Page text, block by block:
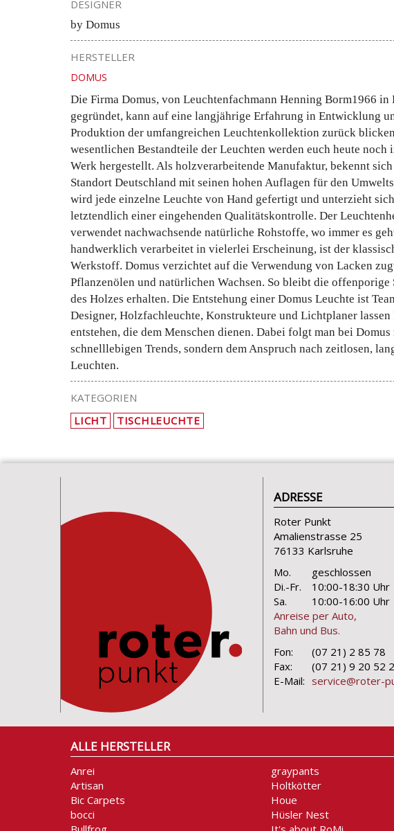
DESIGNER
by Domus
HERSTELLER
DOMUS
Die Firma Domus, von Leuchtenfachmann Henning Borm1966 in
gegründet, kann auf eine langjährige Erfahrung in Entwicklung
Produktion der umfangreichen Leuchtenkollektion zurück
wesentlichen Bestandteile der Leuchten werden euch heute noch
Werk hergestellt. Als holzverarbeitende Manufaktur, bekennt
Standort Deutschland mit seinen hohen Auflagen für den
wird jede einzelne Leuchte von Hand gefertigt und unterzieht sich
letztendlich einer eingehenden Qualitätskontrolle. Der
verwendet nachwachsende natürliche Rohstoffe, wo immer es
handwerklich verarbeitet in vielerlei Erscheinung, ist der
Werkstoff. Domus verzichtet auf die Verwendung von Lacken
Pflanzenölen und natürlichen Wachsen. So bleibt die offenporige
des Holzes erhalten. Die Entstehung einer Domus Leuchte ist
Designer, Holzfachleuchte, Konstrukteure und Lichtplaner lassen
entstehen, die dem Menschen dienen. Dabei folgt man bei
schnelllebigen Trends, sondern dem Anspruch nach zeitlosen,
Leuchten.
KATEGORIEN
LICHT
TISCHLEUCHTE
ADRESSE
Roter Punkt
Amalienstrasse 25
76133 Karlsruhe
Mo.
geschlossen
Di.-Fr.
10:00-18:30 Uhr
Sa.
10:00-16:00 Uhr
Anreise per Auto,
Bahn und Bus.
Fon:
(07 21) 2 85 78
Fax:
(07 21) 9 20 52
E-Mail: service@roter-
ALLE HERSTELLER
Anrei
Artisan
Bic Carpets
bocci
graypants
Holtkötter
Houe
Hüsler Nest